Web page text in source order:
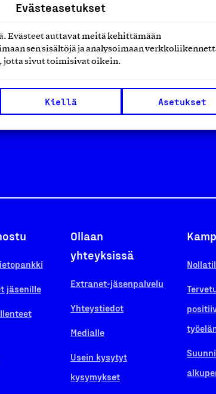
Evästeasetukset
Evästeet auttavat meitä kehittämään
sen sisältöjä ja analysoimaan
jotta sivut toimisivat oikein.
Kiellä Asetukset
ihmisiä ja
työtä!
laskutus@suomalainentyo.fi
jäsenille
Ollaan
yhteyksissä
Extranet-jäsenpalvelu
Yhteystiedot
Medialle
Usein kysytyt
kysymykset